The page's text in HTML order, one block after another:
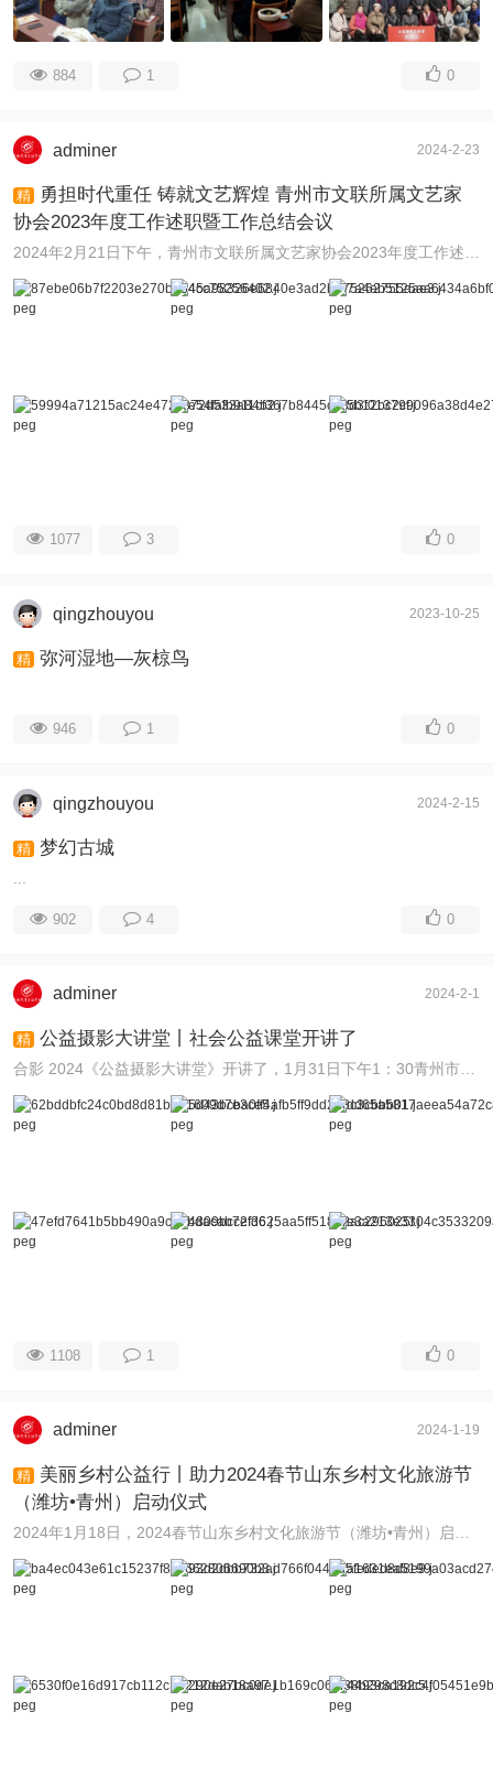
884 1 0
adminer 2024-2-23
精
勇担时代重任 铸就文艺辉煌 青州市文联所属文艺家
协会2023年度工作述职暨工作总结会议
1077 3 0
qingzhouyou 2023-10-25
精 弥河湿地—灰椋鸟
946 1 0
qingzhouyou 2024-2-15
精 梦幻古城
...
902 4 0
adminer 2024-2-1
精 公益摄影大讲堂丨社会公益课堂开讲了
1108 1 0
adminer 2024-1-19
精 美丽乡村公益行丨助力2024春节山东乡村文化旅游节
（潍坊•青州）启动仪式